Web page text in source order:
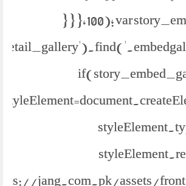
} } },100); var
jang.com.pk/assets/